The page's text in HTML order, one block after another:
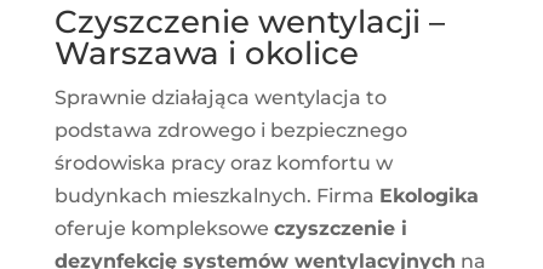
Czyszczenie wentylacji –
Warszawa i okolice
Sprawnie działająca wentylacja to
podstawa zdrowego i bezpiecznego
środowiska pracy oraz komfortu w
budynkach mieszkalnych. Firma Ekologika
oferuje kompleksowe czyszczenie i
dezynfekcję systemów wentylacyjnych na